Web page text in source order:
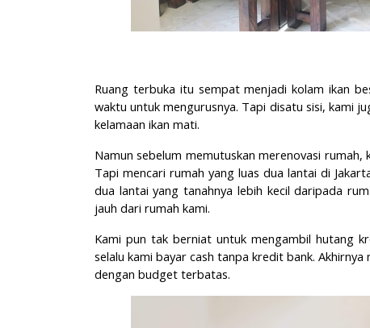
Ruang terbuka itu sempat menjadi kolam ikan
waktu untuk mengurusnya. Tapi disatu sisi, kami
kelamaan ikan mati.
Namun sebelum memutuskan merenovasi
Tapi mencari rumah yang luas dua lantai di
dua lantai yang tanahnya lebih kecil daripada
jauh dari rumah kami.
Kami pun tak berniat untuk mengambil hutang
selalu kami bayar cash tanpa kredit bank.
dengan budget terbatas.